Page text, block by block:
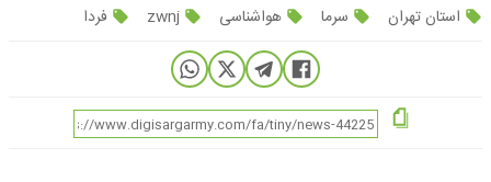
استان تهران سرما هواشناسی فردا